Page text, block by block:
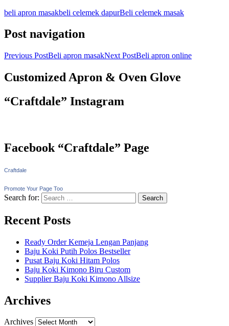
beli apron masakbeli celemek dapurBeli celemek masak
Post navigation
Previous PostBeli apron masakNext PostBeli apron online
Customized Apron & Oven Glove
“Craftdale” Instagram
Facebook “Craftdale” Page
Craftdale
Promote Your Page Too
Search for:
Recent Posts
Ready Order Kemeja Lengan Panjang
Baju Koki Putih Polos Bestseller
Pusat Baju Koki Hitam Polos
Baju Koki Kimono Biru Custom
Supplier Baju Koki Kimono Allsize
Archives
Archives